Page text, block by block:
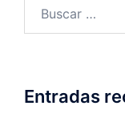
Entradas